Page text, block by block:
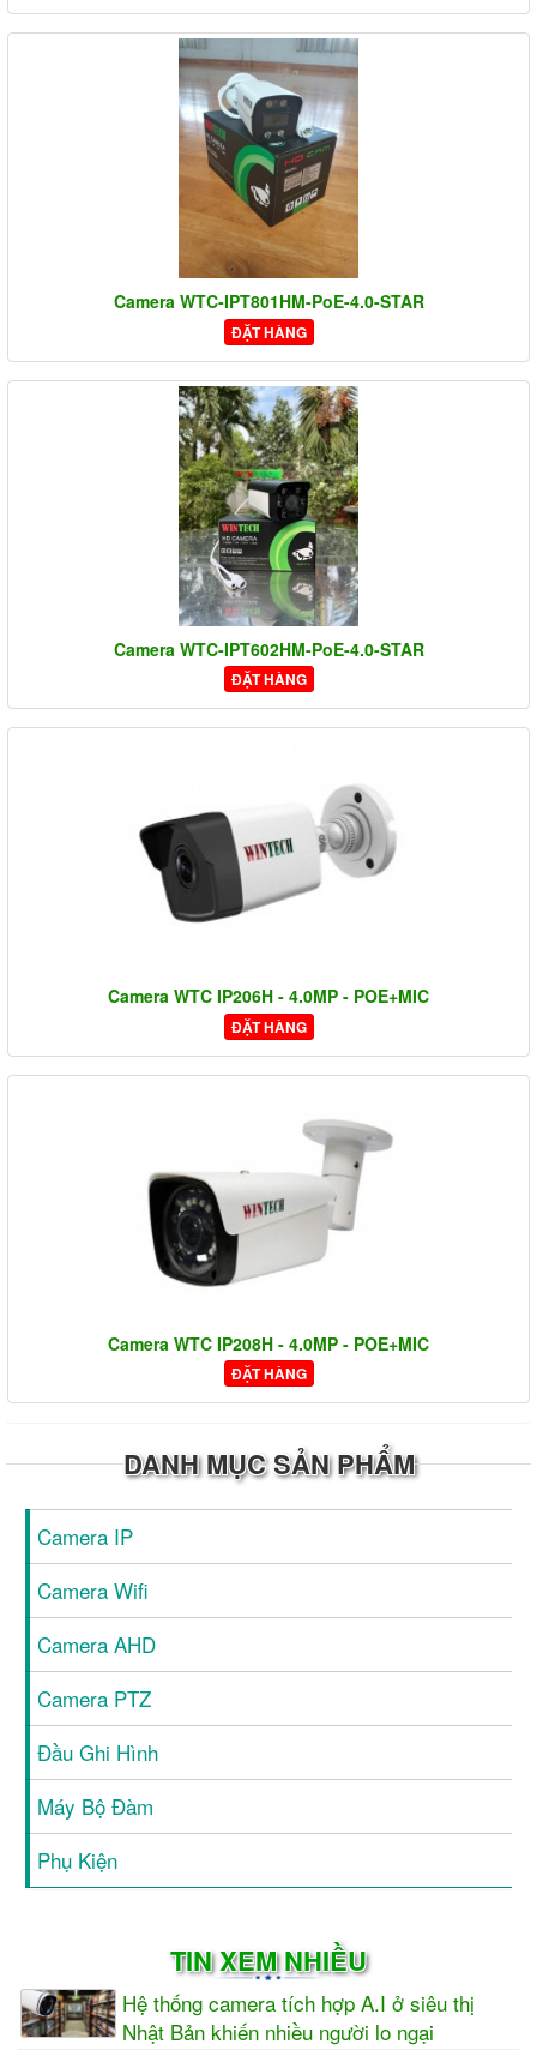
Camera WTC-IPT801HM-PoE-4.0-STAR
ĐẶT HÀNG
Camera WTC-IPT602HM-PoE-4.0-STAR
ĐẶT HÀNG
Camera WTC IP206H - 4.0MP - POE+MIC
ĐẶT HÀNG
Camera WTC IP208H - 4.0MP - POE+MIC
ĐẶT HÀNG
DANH MỤC SẢN PHẨM
Camera IP
Camera Wifi
Camera AHD
Camera PTZ
Đầu Ghi Hình
Máy Bộ Đàm
Phụ Kiện
TIN XEM NHIỀU
Hệ thống camera tích hợp A.I ở siêu thị
Nhật Bản khiến nhiều người lo ngại